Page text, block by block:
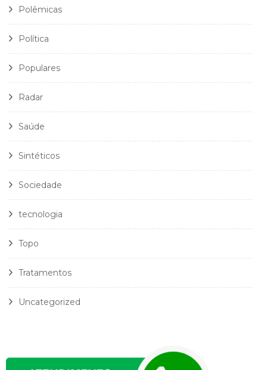
Polêmicas
Política
Populares
Radar
Saúde
Sintéticos
Sociedade
tecnologia
Topo
Tratamentos
Uncategorized